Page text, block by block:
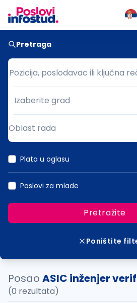
Pretraga
Pozicija, poslodavac ili ključna
Pozicija, poslodavac ili ključna
Grad
Izaberite grad
Oblast rada
Plata u oglasu
Poslovi za mlade
Pretražite
Poništite
Posao ASIC inženjer
(0 rezultata)